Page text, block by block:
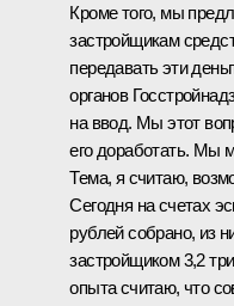
Кроме того, мы
застройщикам
передавать эти
органов
на ввод. Мы этот
его доработать. Мы
Тема, я считаю,
Сегодня на счетах
рублей собрано, из
застройщиком 3,2
опыта считаю, что